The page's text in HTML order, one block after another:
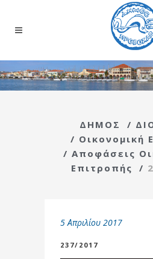
ΔΗΜΟΣ /
/ Οικονομική
/ Αποφάσεις
Επιτροπής
/
5 Απριλίου 2017
237/2017